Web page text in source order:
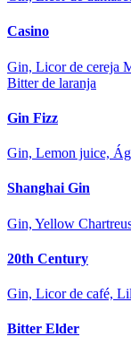
Casino
Gin, Licor de cereja
Bitter de laranja
Gin Fizz
Gin, Lemon juice,
Shanghai Gin
Gin, Yellow
20th Century
Gin, Licor de café,
Bitter Elder